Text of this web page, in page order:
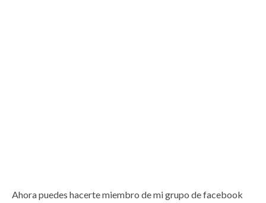
Ahora puedes hacerte miembro de mi grupo de facebook